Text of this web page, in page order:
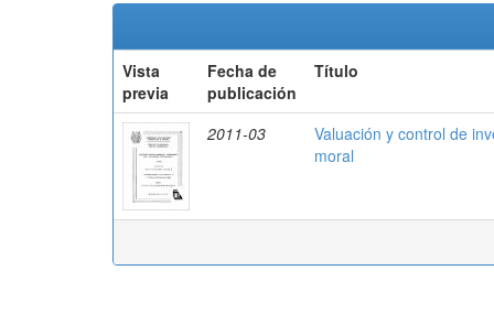
Vista
previa
Fecha de
publicación
Título
2011-03
Valuación y control de
moral